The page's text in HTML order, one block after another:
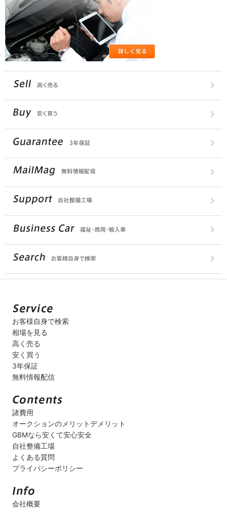
お客様自身で検索
相場を見る
高く売る
安く買う
3年保証
無料情報配信
諸費用
オークションのメリットデメリット
GBMなら安くて安心安全
自社整備工場
よくある質問
プライバシーポリシー
会社概要